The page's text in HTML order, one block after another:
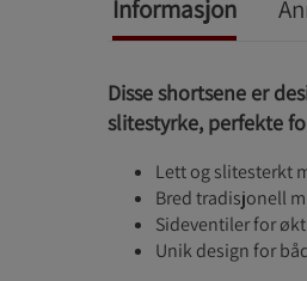
Informasjon
Disse shortsene er
slitestyrke, perfekte
Lett og slitesterkt
Bred tradisjonell
Sideventiler for
Unik design for